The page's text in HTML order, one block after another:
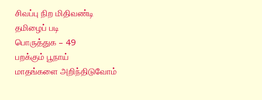
சிவப்பு நிற மிதிவண்டி
தமிழைப் படி
பொருத்துக – 49
பறக்கும் பூநாய்
மாதங்களை அறிந்திடுவோம்